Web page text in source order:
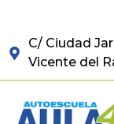
C/ Ciudad
Vicente del